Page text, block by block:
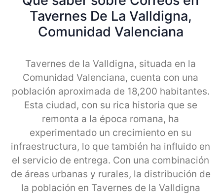
Tavernes De La Valldigna,
Comunidad Valenciana
Tavernes de la Valldigna, situada en la
Comunidad Valenciana, cuenta con una
población aproximada de 18,200 habitantes.
Esta ciudad, con su rica historia que se
remonta a la época romana, ha
experimentado un crecimiento en su
infraestructura, lo que también ha influido en
el servicio de entrega. Con una combinación
de áreas urbanas y rurales, la distribución de
la población en Tavernes de la Valldigna